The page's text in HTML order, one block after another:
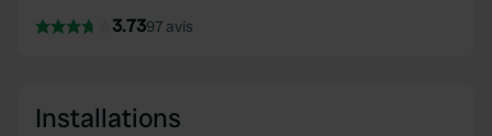
3.7397 avis
Installations